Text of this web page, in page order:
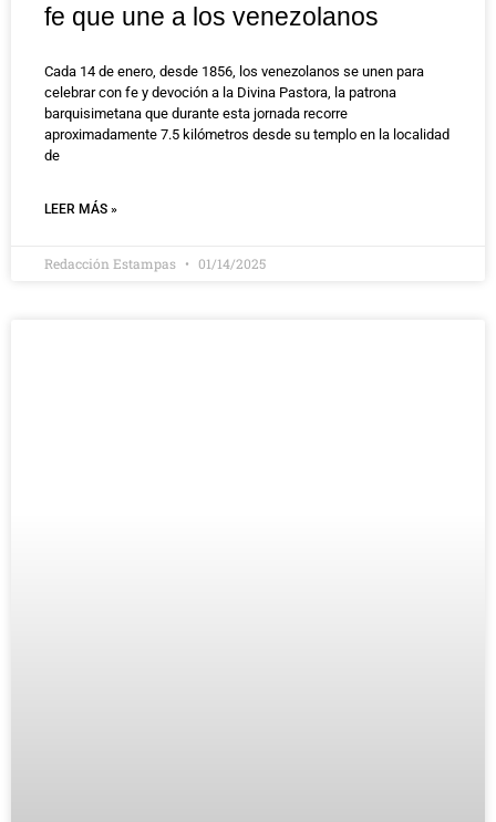
fe que une a los venezolanos
Cada 14 de enero, desde 1856, los venezolanos se unen para
celebrar con fe y devoción a la Divina Pastora, la patrona
barquisimetana que durante esta jornada recorre
aproximadamente 7.5 kilómetros desde su templo en la localidad
de
LEER MÁS »
Redacción Estampas 01/14/2025